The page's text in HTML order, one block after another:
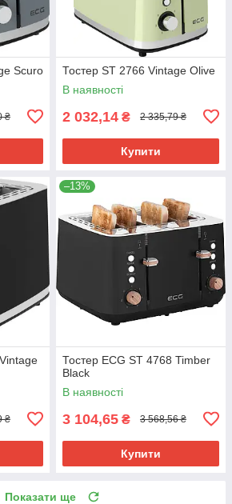
Scuro
₴
Тостер ST 2766 Vintage Olive
В наявності
2 032,14 ₴ 2 335,79 ₴
Купити
₴
–13%
Тостер ECG ST 4768 Timber
Black
В наявності
3 104,65 ₴ 3 568,56 ₴
Купити
Показати ще